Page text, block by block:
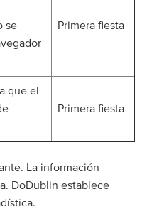
se
Primera fiesta
que el
Primera fiesta
La información
DoDublin establece